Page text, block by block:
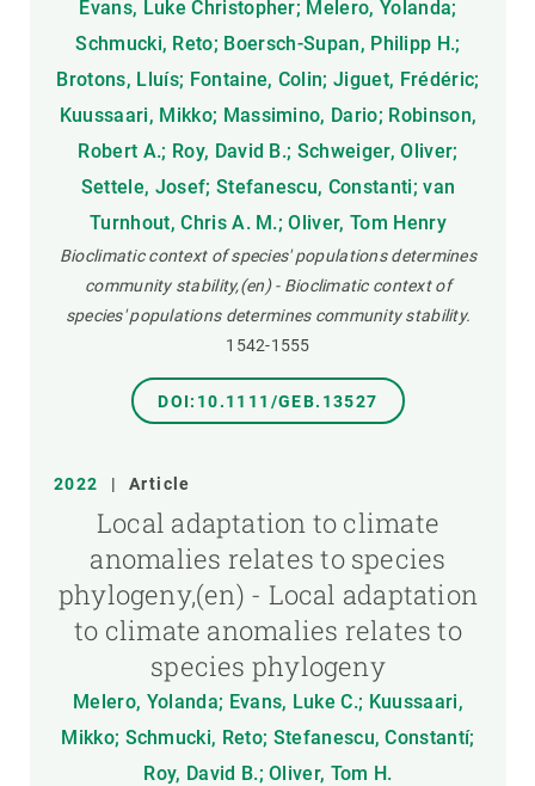
Evans, Luke Christopher; Melero, Yolanda;
Schmucki, Reto; Boersch-Supan, Philipp H.;
Brotons, Lluís; Fontaine, Colin; Jiguet, Frédéric;
Kuussaari, Mikko; Massimino, Dario; Robinson,
Robert A.; Roy, David B.; Schweiger, Oliver;
Settele, Josef; Stefanescu, Constanti; van
Turnhout, Chris A. M.; Oliver, Tom Henry
Bioclimatic context of species' populations determines
community stability,(en) - Bioclimatic context of
species' populations determines community stability.
1542-1555
DOI:10.1111/GEB.13527
2022 | Article
Local adaptation to climate
anomalies relates to species
phylogeny,(en) - Local adaptation
to climate anomalies relates to
species phylogeny
Melero, Yolanda; Evans, Luke C.; Kuussaari,
Mikko; Schmucki, Reto; Stefanescu, Constantí;
Roy, David B.; Oliver, Tom H.